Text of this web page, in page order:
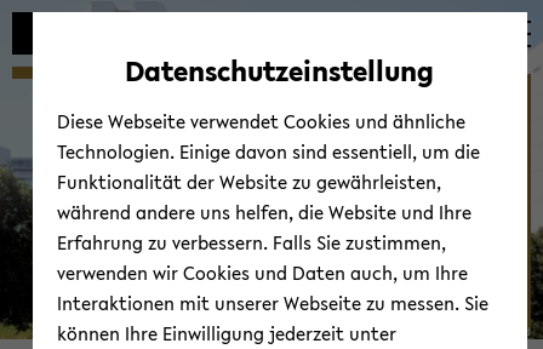
Automatische
vermeiden
zum
wechseln
zum
wechseln
zum
wechseln
Institut für Didaktik der
Mathematik
© Uni­ver­si­tät Bie­le­feld
Datenschutzeinstellung
Diese Webseite verwendet Cookies und ähnliche
Technologien. Einige davon sind essentiell, um die
Funktionalität der Website zu gewährleisten,
während andere uns helfen, die Website und Ihre
Erfahrung zu verbessern. Falls Sie zustimmen,
verwenden wir Cookies und Daten auch, um Ihre
Interaktionen mit unserer Webseite zu messen. Sie
können Ihre Einwilligung jederzeit unter